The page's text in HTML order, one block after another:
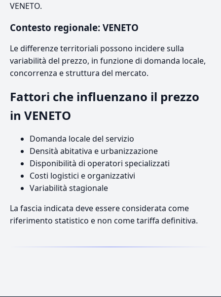
VENETO.
Contesto regionale: VENETO
Le differenze territoriali possono incidere sulla
variabilità del prezzo, in funzione di domanda locale,
concorrenza e struttura del mercato.
Fattori che influenzano il prezzo
in VENETO
Domanda locale del servizio
Densità abitativa e urbanizzazione
Disponibilità di operatori specializzati
Costi logistici e organizzativi
Variabilità stagionale
La fascia indicata deve essere considerata come
riferimento statistico e non come tariffa definitiva.